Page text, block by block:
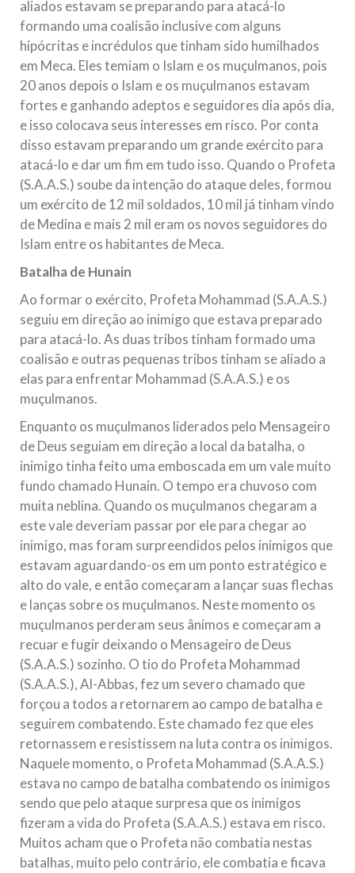
aliados estavam se preparando para atacá-lo
formando uma coalisão inclusive com alguns
hipócritas e incrédulos que tinham sido humilhados
em Meca. Eles temiam o Islam e os muçulmanos, pois
20 anos depois o Islam e os muçulmanos estavam
fortes e ganhando adeptos e seguidores dia após dia,
e isso colocava seus interesses em risco. Por conta
disso estavam preparando um grande exército para
atacá-lo e dar um fim em tudo isso. Quando o Profeta
(S.A.A.S.) soube da intenção do ataque deles, formou
um exército de 12 mil soldados, 10 mil já tinham vindo
de Medina e mais 2 mil eram os novos seguidores do
Islam entre os habitantes de Meca.
Batalha de Hunain
Ao formar o exército, Profeta Mohammad (S.A.A.S.)
seguiu em direção ao inimigo que estava preparado
para atacá-lo. As duas tribos tinham formado uma
coalisão e outras pequenas tribos tinham se aliado a
elas para enfrentar Mohammad (S.A.A.S.) e os
muçulmanos.
Enquanto os muçulmanos liderados pelo Mensageiro
de Deus seguiam em direção a local da batalha, o
inimigo tinha feito uma emboscada em um vale muito
fundo chamado Hunain. O tempo era chuvoso com
muita neblina. Quando os muçulmanos chegaram a
este vale deveriam passar por ele para chegar ao
inimigo, mas foram surpreendidos pelos inimigos que
estavam aguardando-os em um ponto estratégico e
alto do vale, e então começaram a lançar suas flechas
e lanças sobre os muçulmanos. Neste momento os
muçulmanos perderam seus ânimos e começaram a
recuar e fugir deixando o Mensageiro de Deus
(S.A.A.S.) sozinho. O tio do Profeta Mohammad
(S.A.A.S.), Al-Abbas, fez um severo chamado que
forçou a todos a retornarem ao campo de batalha e
seguirem combatendo. Este chamado fez que eles
retornassem e resistissem na luta contra os inimigos.
Naquele momento, o Profeta Mohammad (S.A.A.S.)
estava no campo de batalha combatendo os inimigos
sendo que pelo ataque surpresa que os inimigos
fizeram a vida do Profeta (S.A.A.S.) estava em risco.
Muitos acham que o Profeta não combatia nestas
batalhas, muito pelo contrário, ele combatia e ficava